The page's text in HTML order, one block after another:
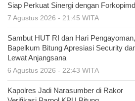
Siap Perkuat Sinergi dengan
7 Agustus 2026 - 21:45 WITA
Sambut HUT RI dan Hari Pengayoman,
Bapelkum Bitung Apresiasi Security
Lewat Anjangsana
6 Agustus 2026 - 22:43 WITA
Kapolres Jadi Narasumber di Rakor